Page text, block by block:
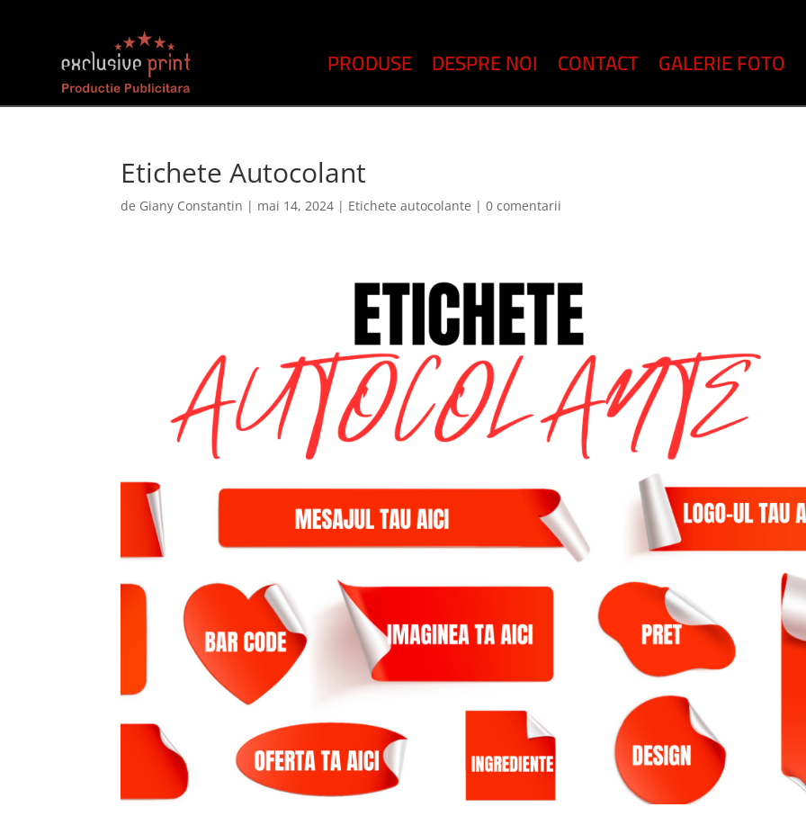
PRODUSE DESPRE NOI CONTACT GALERIE FOTO
Etichete Autocolant
de Giany Constantin | mai 14, 2024 | Etichete autocolante |0 comentarii